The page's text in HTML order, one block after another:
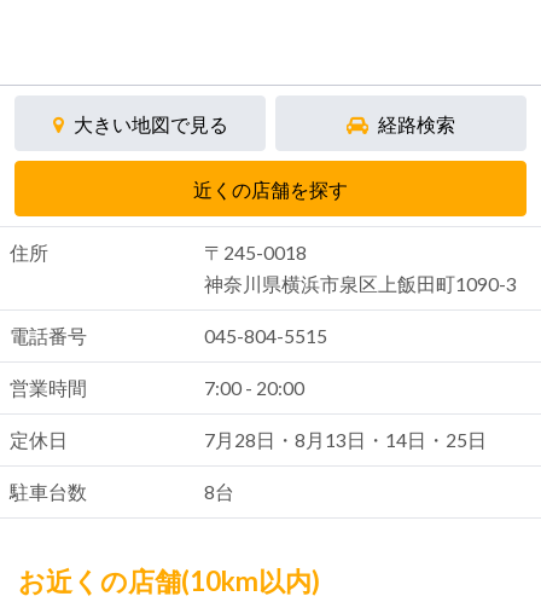
大きい地図で見る 経路検索
近くの店舗を探す
住所
〒245-0018
神奈川県横浜市泉区上飯田町1090-3
電話番号 045-804-5515
営業時間 7:00 - 20:00
定休日 7月28日・8月13日・14日・25日
駐車台数 8台
お近くの店舗(10km以内)